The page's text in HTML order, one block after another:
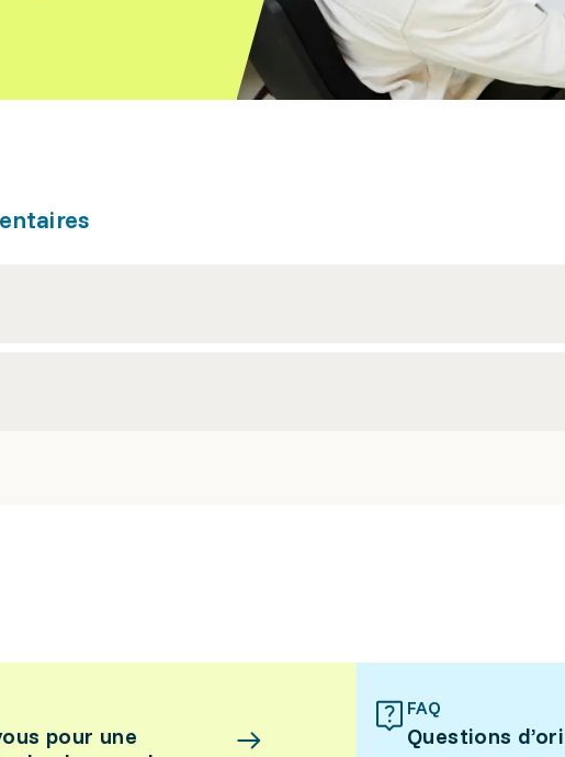
pour une
FAQ
Questions